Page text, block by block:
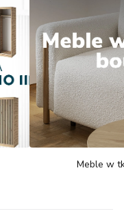
Meble w